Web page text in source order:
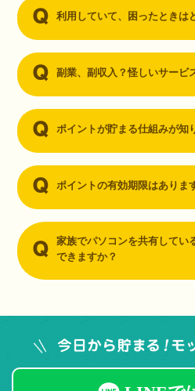
利用していて、困ったときは
副業、副収入？怪しいサービ
ポイントが貯まる仕組みが知
ポイントの有効期限はありま
家族でパソコンを共有してい
できますか？